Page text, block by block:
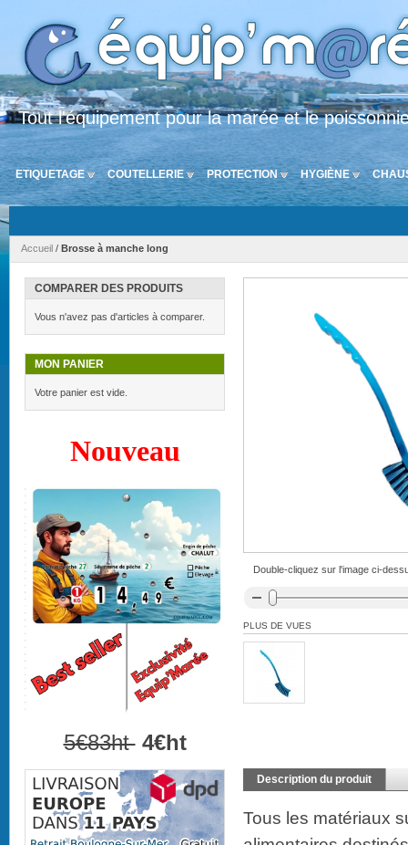
Tout l'équipement pour la marée et le
ETIQUETAGE COUTELLERIE PROTECTION HYGIÈNE
Accueil / Brosse à manche long
Double-cliquez sur l'image ci-
PLUS DE VUES
Description du produit
Tous les matériaux
COMPARER DES PRODUITS
Vous n'avez pas d'articles à comparer.
MON PANIER
Votre panier est vide.
Nouveau
5€83ht4€ht